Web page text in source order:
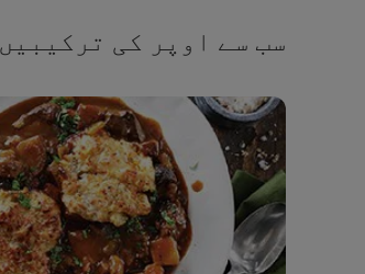
سب سے اوپر کی ترکیبیں